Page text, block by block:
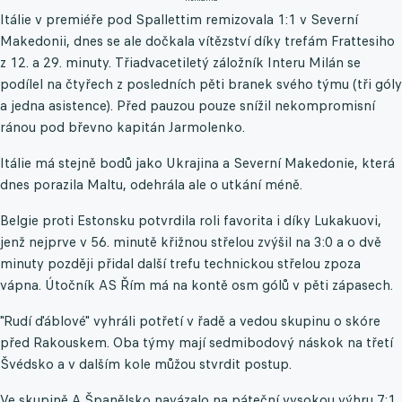
Itálie v premiéře pod Spallettim remizovala 1:1 v Severní
Makedonii, dnes se ale dočkala vítězství díky trefám Frattesiho
z 12. a 29. minuty. Třiadvacetiletý záložník Interu Milán se
podílel na čtyřech z posledních pěti branek svého týmu (tři góly
a jedna asistence). Před pauzou pouze snížil nekompromisní
ránou pod břevno kapitán Jarmolenko.
Itálie má stejně bodů jako Ukrajina a Severní Makedonie, která
dnes porazila Maltu, odehrála ale o utkání méně.
Belgie proti Estonsku potvrdila roli favorita i díky Lukakuovi,
jenž nejprve v 56. minutě křižnou střelou zvýšil na 3:0 a o dvě
minuty později přidal další trefu technickou střelou zpoza
vápna. Útočník AS Řím má na kontě osm gólů v pěti zápasech.
"Rudí ďáblové" vyhráli potřetí v řadě a vedou skupinu o skóre
před Rakouskem. Oba týmy mají sedmibodový náskok na třetí
Švédsko a v dalším kole můžou stvrdit postup.